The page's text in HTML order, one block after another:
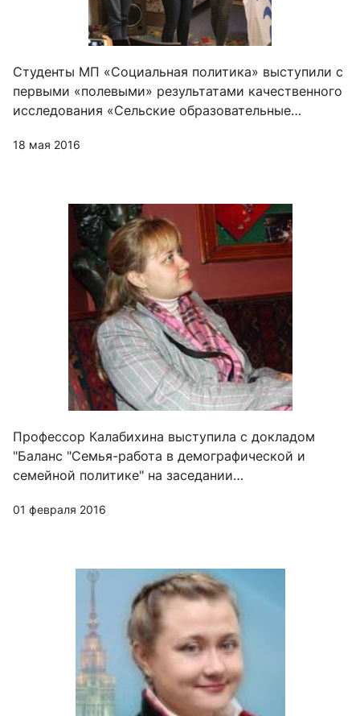
Студенты МП «Социальная политика» выступили с
первыми «полевыми» результатами качественного
исследования «Сельские образовательные
области)»
18 мая 2016
Профессор Калабихина выступила с докладом
"Баланс "Семья-работа в демографической и
семейной политике" на заседании
ученых РАН
01 февраля 2016